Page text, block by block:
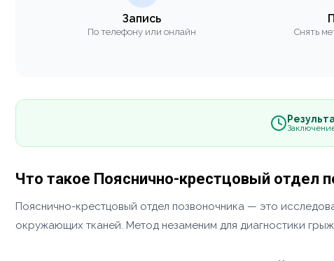
Запись
По телефону или онлайн Снять
Что такое Пояснично-крестцовый отдел
Пояснично-крестцовый отдел позвоночника — это
окружающих тканей. Метод незаменим для диагностики